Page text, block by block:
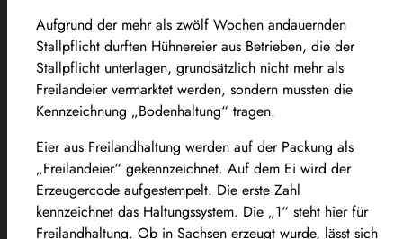
Aufgrund der mehr als zwölf Wochen andauernden
Stallpflicht durften Hühnereier aus Betrieben, die der
Stallpflicht unterlagen, grundsätzlich nicht mehr als
Freilandeier vermarktet werden, sondern mussten die
Kennzeichnung „Bodenhaltung“ tragen.
Eier aus Freilandhaltung werden auf der Packung als
„Freilandeier“ gekennzeichnet. Auf dem Ei wird der
Erzeugercode aufgestempelt. Die erste Zahl
kennzeichnet das Haltungssystem. Die „1“ steht hier für
Freilandhaltung. Ob in Sachsen erzeugt wurde, lässt sich